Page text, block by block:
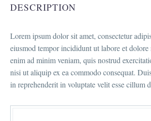
DESCRIPTION
Lorem ipsum dolor sit amet, consectetur
eiusmod tempor incididunt ut labore et
enim ad minim veniam, quis nostrud
nisi ut aliquip ex ea commodo consequat.
in reprehenderit in voluptate velit esse cillum